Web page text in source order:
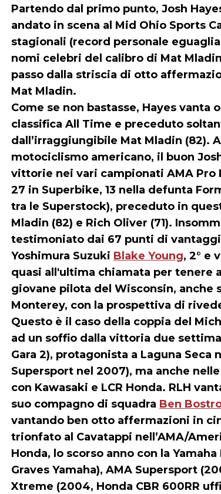
Partendo dal primo punto, Josh
andato in scena al Mid Ohio Sports
stagionali (record personale
nomi celebri del calibro di Mat
passo dalla striscia di otto
Mat Mladin.
Come se non bastasse, Hayes vanta
classifica All Time e preceduto
dall’irraggiungibile Mat Mladin (82).
motociclismo americano, il buon
vittorie nei vari campionati AMA Pro
27 in Superbike, 13 nella defunta
tra le Superstock), preceduto in
Mladin (82) e Rich Oliver (71).
testimoniato dai 67 punti di
Yoshimura Suzuki Blake Young, 2° e
quasi all'ultima chiamata per tenere
giovane pilota del Wisconsin, anche
Monterey, con la prospettiva di
Questo è il caso della coppia del
ad un soffio dalla vittoria due
Gara 2), protagonista a Laguna
Supersport nel 2007), ma anche
con Kawasaki e LCR Honda. RLH
suo compagno di squadra Ben
vantando ben otto affermazioni in
trionfato al Cavatappi nell’AMA/
Honda, lo scorso anno con la
Graves Yamaha), AMA Supersport
Xtreme (2004, Honda CBR 600RR